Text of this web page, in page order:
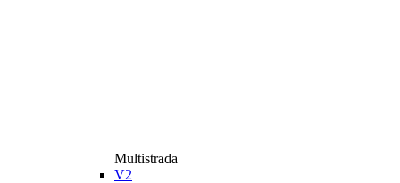
Multistrada
V2